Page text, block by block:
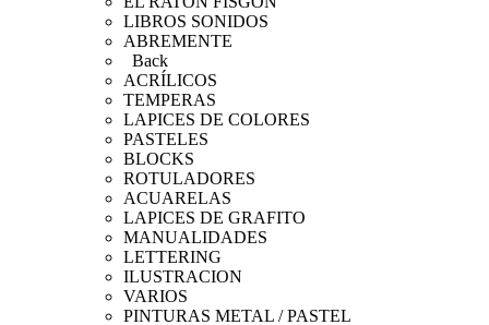
LIBROS SONIDOS
ABREMENTE
Back
ACRÍLICOS
TEMPERAS
LAPICES DE COLORES
PASTELES
BLOCKS
ROTULADORES
ACUARELAS
LAPICES DE GRAFITO
MANUALIDADES
LETTERING
ILUSTRACION
VARIOS
PINTURAS METAL / PASTEL